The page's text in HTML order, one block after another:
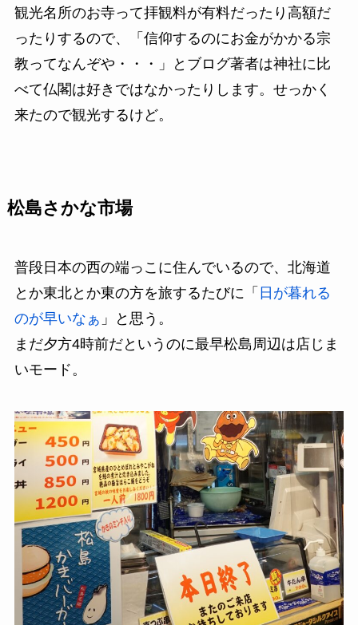
観光名所のお寺って拝観料が有料だったり高額だ
ったりするので、「信仰するのにお金がかかる宗
教ってなんぞや・・・」とブログ著者は神社に比
べて仏閣は好きではなかったりします。せっかく
来たので観光するけど。
松島さかな市場
普段日本の西の端っこに住んでいるので、北海道
とか東北とか東の方を旅するたびに「 日が暮れる
のが早いなぁ 」と思う。
まだ夕方4時前だというのに最早松島周辺は店じま
いモード。